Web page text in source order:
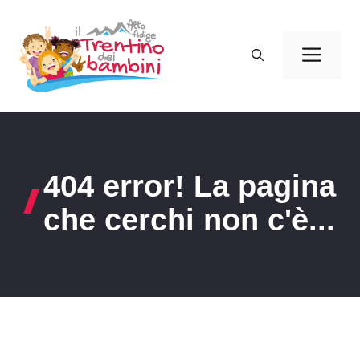
contenuto
404 error! La pagina
che cerchi non c'è...